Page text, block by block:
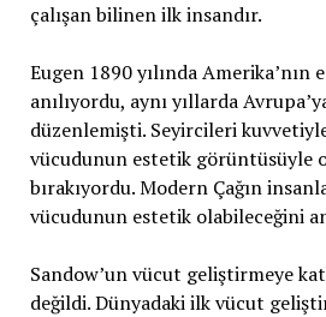
çalışan bilinen ilk insandır.
Eugen 1890 yılında Amerika’nın
anılıyordu, aynı yıllarda
düzenlemişti. Seyircileri
vücudunun estetik görüntüsüyle
bırakıyordu. Modern Çağın
vücudunun estetik olabileceğini
Sandow’un vücut geliştirmeye
değildi. Dünyadaki ilk vücut